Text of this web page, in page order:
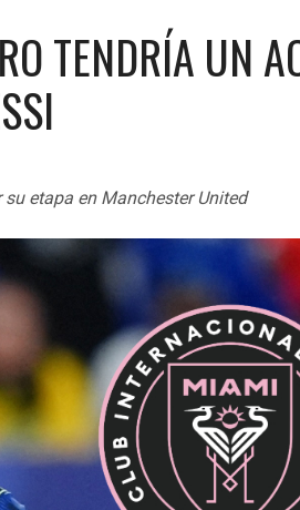
TENDRÍA UN
etapa en Manchester United